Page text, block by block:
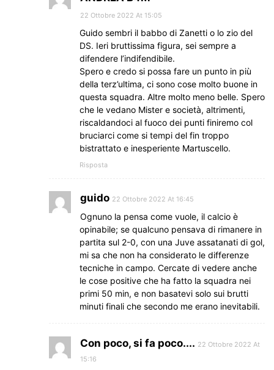
22 Ottobre 2022 At 15:05
Guido sembri il babbo di Zanetti o lo zio del
DS. Ieri bruttissima figura, sei sempre a
difendere l’indifendibile.
Spero e credo si possa fare un punto in più
della terz’ultima, ci sono cose molto buone in
questa squadra. Altre molto meno belle. Spero
che le vedano Mister e società, altrimenti,
riscaldandoci al fuoco dei punti finiremo col
bruciarci come si tempi del fin troppo
bistrattato e inesperiente Martuscello.
Risposta
guido 22 Ottobre 2022 At 16:45
Ognuno la pensa come vuole, il calcio è
opinabile; se qualcuno pensava di rimanere in
partita sul 2-0, con una Juve assatanati di gol,
mi sa che non ha considerato le differenze
tecniche in campo. Cercate di vedere anche
le cose positive che ha fatto la squadra nei
primi 50 min, e non basatevi solo sui brutti
minuti finali che secondo me erano inevitabili.
Con poco, si fa poco.... 22 Ottobre 2022 At
15:16